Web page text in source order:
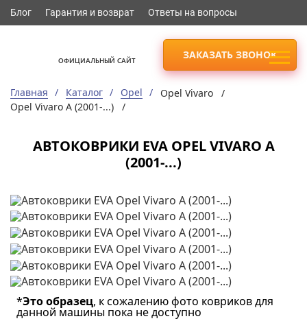
Блог Гарантия и возврат Ответы на вопросы
ОФИЦИАЛЬНЫЙ САЙТ ЗАКАЗАТЬ ЗВОНОК
Главная Каталог Opel
Opel Vivaro /
Opel Vivaro A (2001-...) /
АВТОКОВРИКИ EVA OPEL VIVARO A
(2001-...)
*Это образец, к сожалению фото ковриков для
данной машины пока не доступно